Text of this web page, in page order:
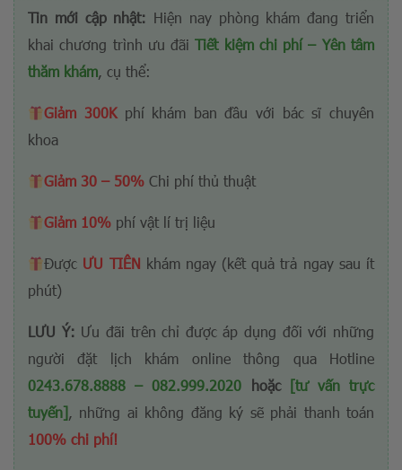
Tin mới cập nhật: Hiện nay phòng khám đang triển
khai chương trình ưu đãiTiết kiệm chi phí – Yên tâm
thăm khám, cụ thể:
Giảm 300Kphí khám ban đầu với bác sĩ chuyên
khoa
Giảm 30 – 50% Chi phí thủ thuật
Giảm 10% phí vật lí trị liệu
Được ƯU TIÊN khám ngay (kết quả trả ngay sau ít
phút)
LƯU Ý: Ưu đãi trên chỉ được áp dụng đối với những
người đặt lịch khám online thông qua Hotline
0243.678.8888 –082.999.2020 hoặc [tư vấn trực
tuyến], những ai không đăng ký sẽ phải thanh toán
100% chi phí!